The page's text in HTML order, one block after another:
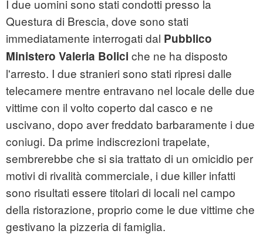
I due uomini sono stati condotti presso la
Questura di Brescia, dove sono stati
immediatamente interrogati dal Pubblico
Ministero Valeria Bolici che ne ha disposto
l'arresto. I due stranieri sono stati ripresi dalle
telecamere mentre entravano nel locale delle due
vittime con il volto coperto dal casco e ne
uscivano, dopo aver freddato barbaramente i due
coniugi. Da prime indiscrezioni trapelate,
sembrerebbe che si sia trattato di un omicidio per
motivi di rivalità commerciale, i due killer infatti
sono risultati essere titolari di locali nel campo
della ristorazione, proprio come le due vittime che
gestivano la pizzeria di famiglia.